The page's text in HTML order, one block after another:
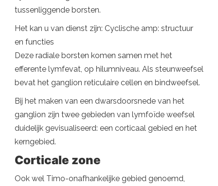
tussenliggende borsten.
Het kan u van dienst zijn: Cyclische amp: structuur
en functies
Deze radiale borsten komen samen met het
efferente lymfevat, op hilumniveau. Als steunweefsel
bevat het ganglion reticulaire cellen en bindweefsel.
Bij het maken van een dwarsdoorsnede van het
ganglion zijn twee gebieden van lymfoïde weefsel
duidelijk gevisualiseerd: een corticaal gebied en het
kerngebied.
Corticale zone
Ook wel Timo-onafhankelijke gebied genoemd,